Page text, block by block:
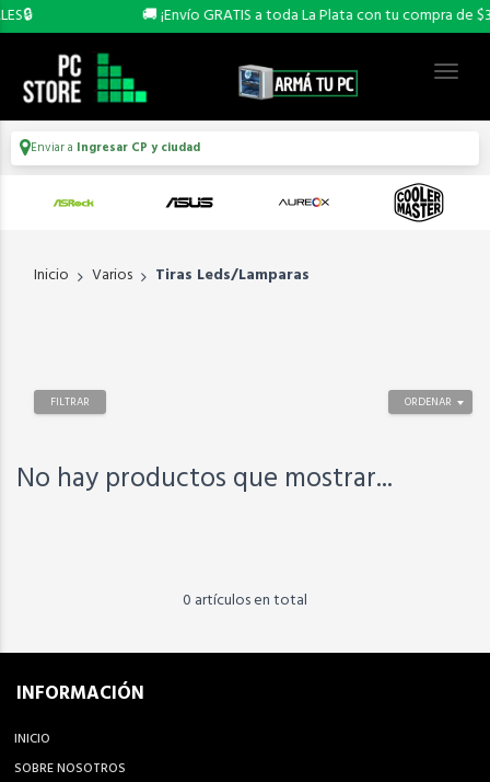
🚚 ¡Envío GRATIS a toda La Plata con tu compra de
Enviar a Ingresar CP y ciudad
Inicio Varios Tiras Leds/Lamparas
ORDENAR
FILTRAR
No hay productos que mostrar...
0 artículos en total
INFORMACIÓN
INICIO
SOBRE NOSOTROS